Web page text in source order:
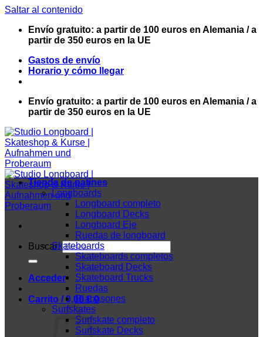
Saltar al contenido
Envío gratuito: a partir de 100 euros en Alemania / a
partir de 350 euros en la UE
Gastos de envío
Horario y cómo llegar
Envío gratuito: a partir de 100 euros en Alemania / a
partir de 350 euros en la UE
Buscar:
Acceder
Carrito /0,00€ 0
Tienda de patines
Longboards
Longboard completo
Longboard Decks
Longboard Eje
Ruedas de longboard
Skateboards
Skateboards completos
Skateboard Decks
Skateboard Trucks
Ruedas
Diapasones
Surfskates
Surfskate completo
Surfskate Decks